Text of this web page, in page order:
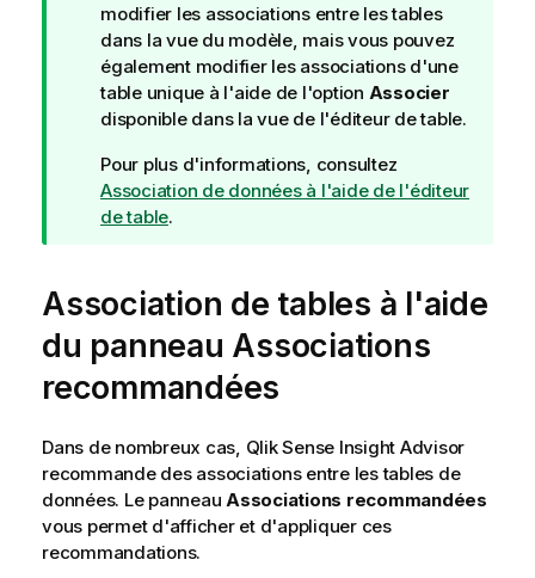
o
t
e
C
o
s
e
i
modifier les associations entre les tables
dans la vue du modèle, mais vous pouvez
également modifier les associations d'une
table unique à l'aide de l'option Associer
disponible dans la vue de l'éditeur de table.
Pour plus d'informations, consultez
Association de données à l'aide de l'éditeur
de table.
Association de tables à l'aide
du panneau Associations
recommandées
Dans de nombreux cas, Qlik Sense Insight Advisor
recommande des associations entre les tables de
données. Le panneau Associations recommandées
vous permet d'afficher et d'appliquer ces
recommandations.